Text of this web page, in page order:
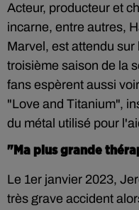
Acteur, producteur et
incarne, entre autres,
Marvel, est attendu
troisième saison de la
fans espèrent aussi
"Love and Titanium",
du métal utilisé pour
"Ma plus grande
Le 1er janvier 2023,
très grave accident